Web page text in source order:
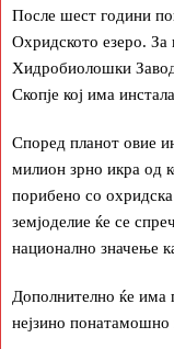
После шест години
Охридското езеро. За
Хидробиолошки
Скопје кој има
Според планот овие
милион зрно икра од
порибено со
земјоделие ќе се
национално значење
Дополнително ќе има
нејзино понатамошно